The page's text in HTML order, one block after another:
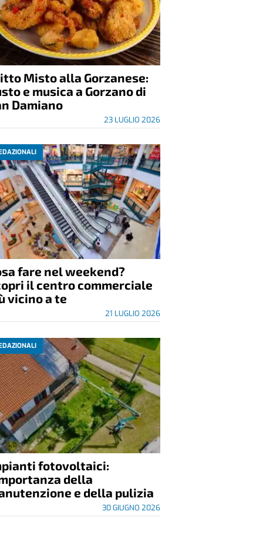
Misto alla Gorzanese:
e musica a Gorzano di
Damiano
23 LUGLIO 2026
fare nel weekend?
il centro commerciale
vicino a te
21 LUGLIO 2026
fotovoltaici:
della
e della pulizia
30 GIUGNO 2026